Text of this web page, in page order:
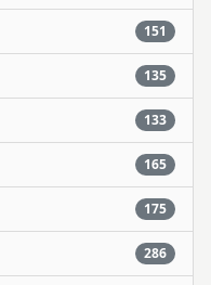
151
135
133
165
175
286